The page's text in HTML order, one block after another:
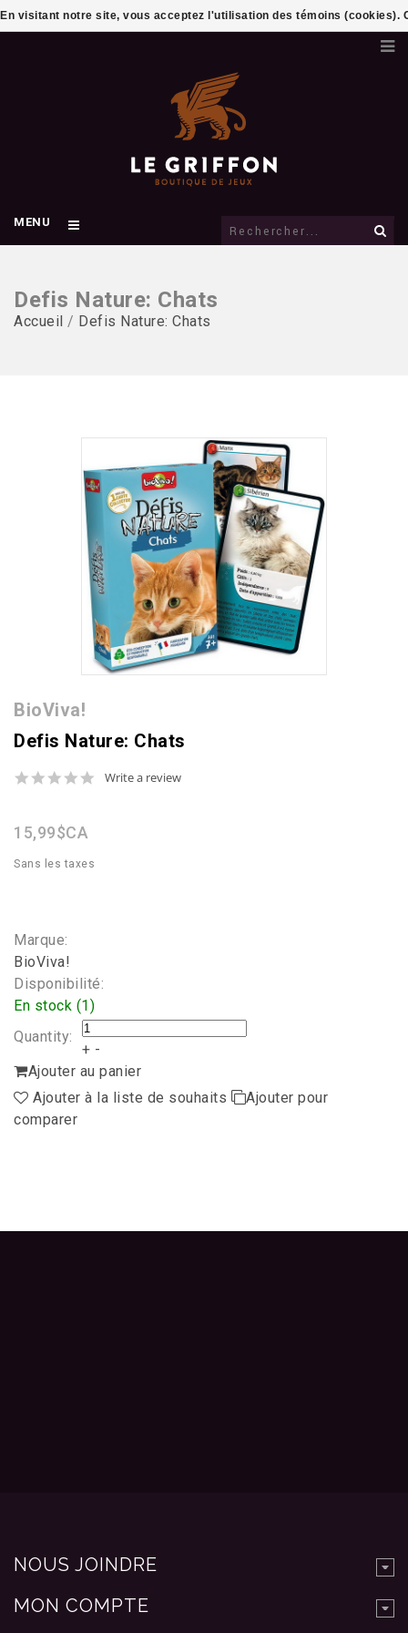
MENU
Defis Nature: Chats
Accueil / Defis Nature: Chats
BioViva!
Defis Nature: Chats
0.0
Write a review
15,99$CA
Sans les taxes
Marque:
BioViva!
Disponibilité:
En stock (1)
Quantity:
+ -
Ajouter au panier
Ajouter à la liste de souhaits
Ajouter pour
comparer
NOUS JOINDRE
MON COMPTE
En visitant notre site, vous acceptez l'utilisation des témoins